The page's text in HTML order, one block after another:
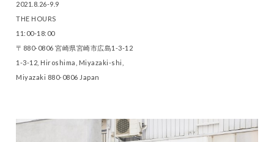
2021.8.26-9.9
THE HOURS
11:00-18:00
〒880-0806 宮崎県宮崎市広島1-3-12
1-3-12, Hiroshima, Miyazaki-shi,
Miyazaki 880-0806 Japan